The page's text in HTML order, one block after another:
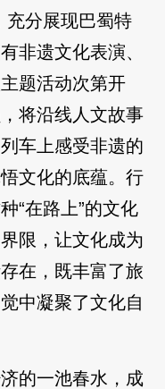
充分展现巴蜀特
非遗文化表演、
题活动次第开
将沿线人文故事
车上感受非遗的
文化的底蕴。行
“在路上”的文化
限，让文化成为
在，既丰富了旅
中凝聚了文化自
的一池春水，成